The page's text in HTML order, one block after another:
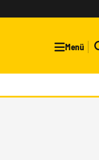
Menü